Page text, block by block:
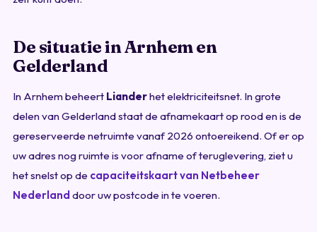
De situatie in Arnhem en
Gelderland
In Arnhem beheert Lianderhet elektriciteitsnet. In grote
delen van Gelderland staat de afnamekaart op rood en is de
gereserveerde netruimte vanaf 2026 ontoereikend. Of er op
uw adres nog ruimte is voor afname of teruglevering, ziet u
het snelst op de capaciteitskaart van Netbeheer
Nederland door uw postcode in te voeren.